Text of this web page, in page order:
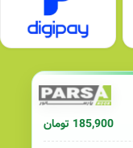
185,900 تومان